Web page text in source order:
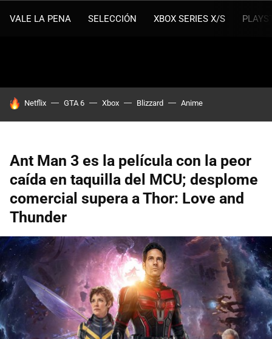
VALE LA PENA SELECCIÓN XBOX SERIES X/S
HOY SE HABLA DE
Netflix GTA 6 Xbox Blizzard Anime
Ant Man 3 es la película con la peor
caída en taquilla del MCU; desplome
comercial supera a Thor: Love and
Thunder